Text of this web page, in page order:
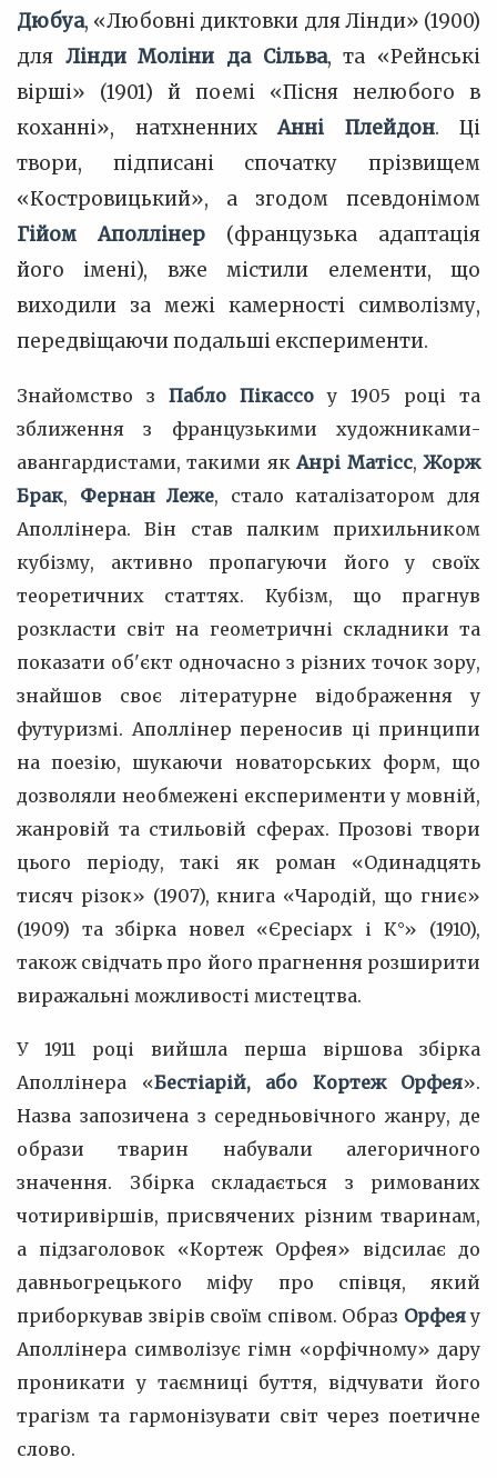
Дюбуа, «Любовні диктовки для Лінди» (1900)
для Лінди Моліни да Сільва, та «Рейнські
вірші» (1901) й поемі «Пісня нелюбого в
коханні», натхненнихАнні Плейдон. Ці
твори, підписані спочатку прізвищем
«Костровицький», а згодом псевдонімом
Гійом Аполлінер (французька адаптація
його імені), вже містили елементи, що
виходили за межі камерності символізму,
передвіщаючи подальші експерименти.
Знайомство з Пабло Пікассо у 1905 році та
зближення з французькими художниками-
авангардистами, такими якАнрі Матісс,Жорж
Брак, Фернан Леже, стало каталізатором для
Аполлінера. Він став палким прихильником
кубізму, активно пропагуючи його у своїх
теоретичних статтях. Кубізм, що прагнув
розкласти світ на геометричні складники та
показати об'єкт одночасно з різних точок зору,
знайшов своє літературне відображення у
футуризмі. Аполлінер переносив ці принципи
на поезію, шукаючи новаторських форм, що
дозволяли необмежені експерименти у мовній,
жанровій та стильовій сферах. Прозові твори
цього періоду, такі як роман «Одинадцять
тисяч різок» (1907), книга «Чародій, що гниє»
(1909) та збірка новел «Єресіарх і К°» (1910),
також свідчать про його прагнення розширити
виражальні можливості мистецтва.
У 1911 році вийшла перша віршова збірка
Аполлінера «Бестіарій, або Кортеж Орфея».
Назва запозичена з середньовічного жанру, де
образи тварин набували алегоричного
значення. Збірка складається з римованих
чотиривіршів, присвячених різним тваринам,
а підзаголовок «Кортеж Орфея» відсилає до
давньогрецького міфу про співця, який
приборкував звірів своїм співом. Образ Орфеяу
Аполлінера символізує гімн «орфічному» дару
проникати у таємниці буття, відчувати його
трагізм та гармонізувати світ через поетичне
слово.